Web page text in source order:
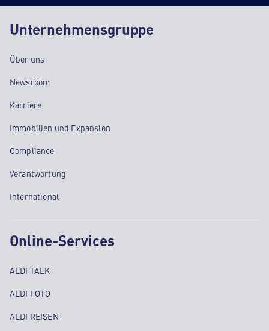
Unternehmensgruppe
Über uns
Newsroom
Karriere
Immobilien und Expansion
Compliance
Verantwortung
International
Online-Services
ALDI TALK
ALDI FOTO
ALDI REISEN